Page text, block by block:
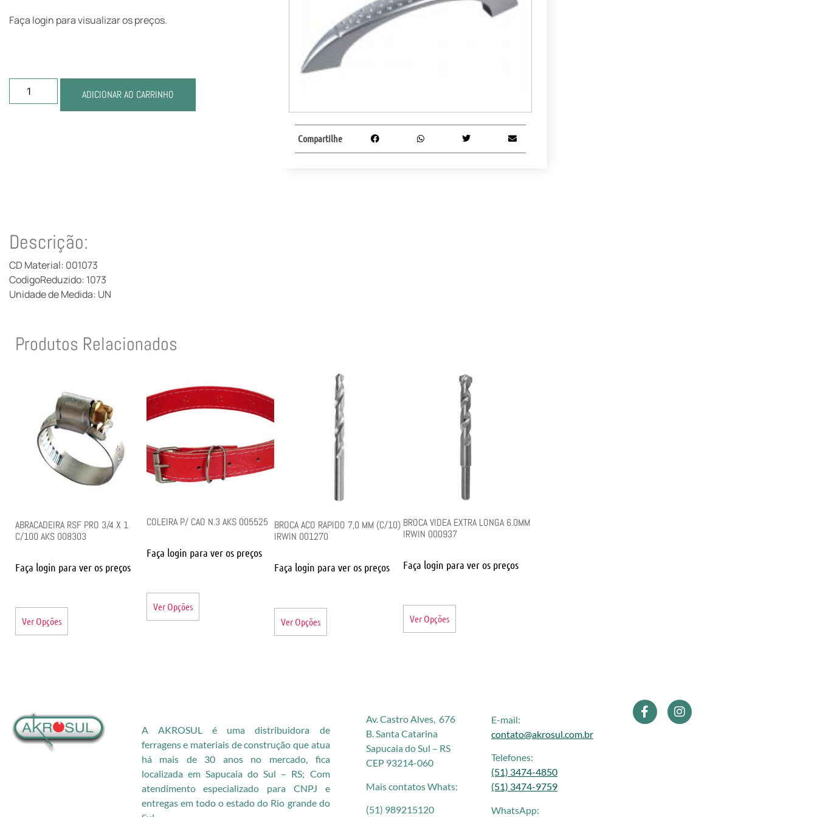
Faça login para visualizar os preços.
ADICIONAR AO CARRINHO
Compartilhe
Descrição:
CD Material: 001073
CodigoReduzido: 1073
Unidade de Medida: UN
Produtos Relacionados
ABRACADEIRA RSF PRO 3/4 X 1
C/100 AKS 008303
Faça login para ver os preços
Ver Opções
COLEIRA P/ CAO N.3 AKS 005525
Faça login para ver os preços
Ver Opções
BROCA ACO RAPIDO 7,0 MM (C/10)
IRWIN 001270
Faça login para ver os preços
Ver Opções
BROCA VIDEA EXTRA LONGA 6.0MM
IRWIN 000937
Faça login para ver os preços
Ver Opções
A AKROSUL é uma distribuidora de
ferragens e materiais de construção que atua
há mais de 30 anos no mercado, fica
localizada em Sapucaia do Sul – RS; Com
atendimento especializado para CNPJ e
entregas em todo o estado do Rio grande do
Av. Castro Alves, 676
B. Santa Catarina
Sapucaia do Sul – RS
CEP 93214-060
Mais contatos Whats:
(51) 989215120
E-mail:
contato@akrosul.com.br
Telefones:
(51) 3474-4850
(51) 3474-9759
WhatsApp: